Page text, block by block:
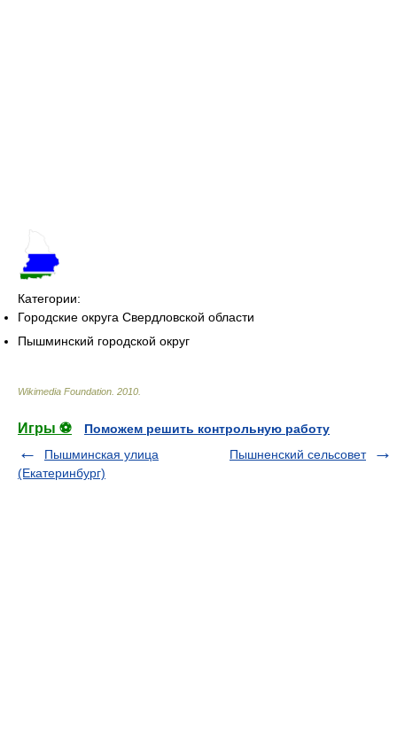
Категории:
Городские округа Свердловской области
Пышминский городской округ
Wikimedia Foundation 2010
Игры ⚽
Поможем решить контрольную работу
Пышминская улица
(Екатеринбург)
Пышненский сельсовет